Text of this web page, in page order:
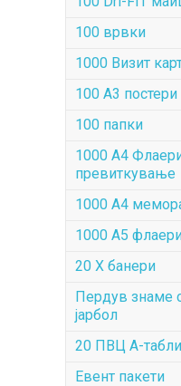
100 врвки
1000 Визит
100 А3 постери
100 папки
1000 A4
превиткување
1000 A4
1000 A5
20 X банери
Пердув знаме
јарбол
20 ПВЦ А-табли
Евент пакети